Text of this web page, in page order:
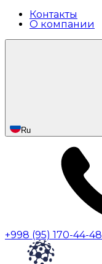
Контакты
О компании
Ru
+998 (95) 170-44-48